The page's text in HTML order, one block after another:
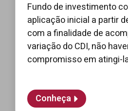
Fundo de investimento
aplicação inicial a partir
com a finalidade de
variação do CDI, não
compromisso em atingi-
Conheça